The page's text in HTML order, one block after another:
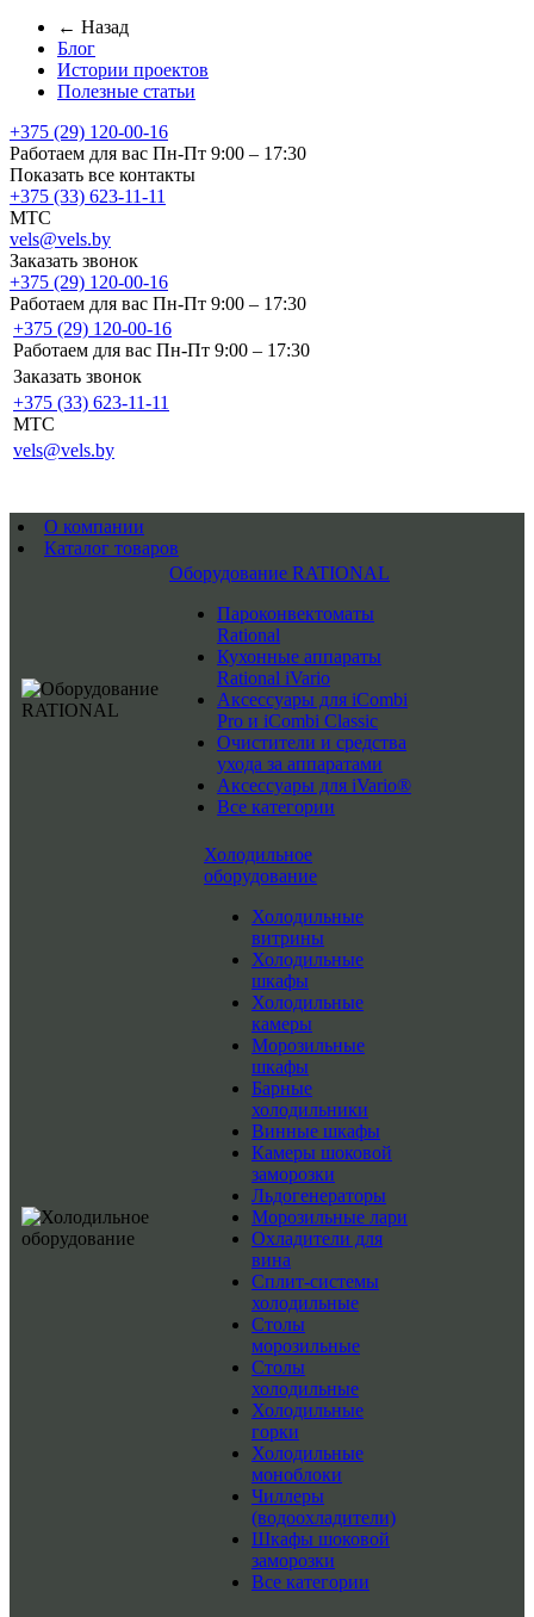
← Назад
Блог
Истории проектов
Полезные статьи
+375 (29) 120-00-16
Работаем для вас Пн-Пт 9:00 – 17:30
Показать все контакты
+375 (33) 623-11-11
MTC
vels@vels.by
Заказать звонок
+375 (29) 120-00-16
Работаем для вас Пн-Пт 9:00 – 17:30
+375 (29) 120-00-16
Работаем для вас Пн-Пт 9:00 – 17:30
Заказать звонок
+375 (33) 623-11-11
MTC
vels@vels.by
О компании
Каталог товаров
Оборудование RATIONAL
Пароконвектоматы
Rational
Кухонные аппараты
Rational iVario
Аксессуары для iCombi
Pro и iCombi Classic
Очистители и средства
ухода за аппаратами
Аксессуары для iVario®
Все категории
Холодильное
оборудование
Холодильные
витрины
Холодильные
шкафы
Холодильные
камеры
Морозильные
шкафы
Барные
холодильники
Винные шкафы
Камеры шоковой
заморозки
Льдогенераторы
Морозильные лари
Охладители для
вина
Сплит-системы
холодильные
Столы
морозильные
Столы
холодильные
Холодильные
горки
Холодильные
моноблоки
Чиллеры
(водоохладители)
Шкафы шоковой
заморозки
Все категории